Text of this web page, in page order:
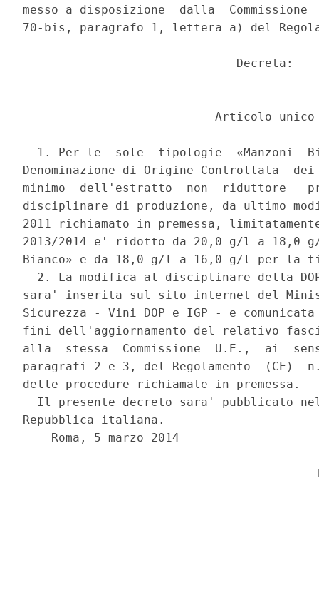
messo a disposizione  dalla
70-bis, paragrafo 1, lettera a) del
                              Decreta:
Articolo
1. Per le  sole  tipologie  «Manzoni
Denominazione di Origine Controllata
minimo  dell'estratto  non  riduttore
disciplinare di produzione, da ultimo
2011 richiamato in premessa,
2013/2014 e' ridotto da 20,0 g/l a 18,0
Bianco» e da 18,0 g/l a 16,0 g/l per la
2. La modifica al disciplinare della
sara' inserita sul sito internet del
Sicurezza - Vini DOP e IGP - e
fini dell'aggiornamento del relativo
alla  stessa  Commissione  U.E.,  ai
paragrafi 2 e 3, del Regolamento  (CE)
delle procedure richiamate in premessa.
Il presente decreto sara' pubblicato
Repubblica italiana.
    Roma, 5 marzo 2014